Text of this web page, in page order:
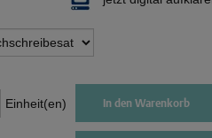
Einheit(en) In den Warenkorb